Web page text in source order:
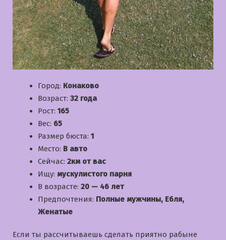
Город: Конаково
Возраст: 32 года
Рост: 165
Вес: 65
Размер бюста: 1
Место: В авто
Сейчас: 2км от вас
Ищу: мускулистого парня
В возрасте: 20 — 46 лет
Предпочтения: Полные мужчины, Ебля,
Женатые
Если ты рассчитываешь сделать приятно рабыне